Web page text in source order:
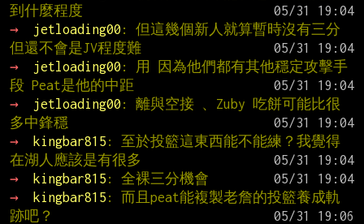
到什麼程度
→
jetloading00 : 但這幾個新人就算暫時沒有三分
但還不會是JV程度難
→
jetloading00 : 用 因為他們都有其他穩定攻擊手
段 Peat是他的中距
→
jetloading00 : 離與空接 、Zuby 吃餅可能比很
多中鋒穩
→
kingbar815 : 至於投籃這東西能不能練？我覺得
在湖人應該是有很多
→
kingbar815 : 全裸三分機會
→
kingbar815 : 而且peat能複製老詹的投籃養成軌
跡吧？